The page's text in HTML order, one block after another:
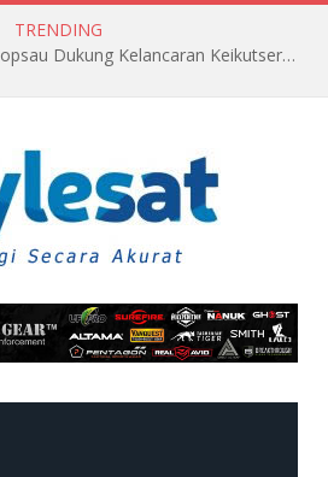
TRENDING
Perencanaan Matang Sopsau Dukung Kelancaran Keikutsertaan TNI AU di Pitch Black 2026